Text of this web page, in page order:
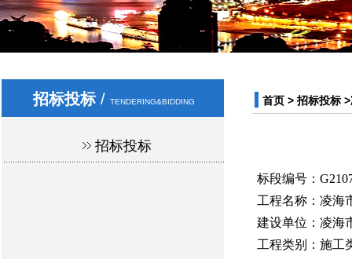
招标投标/ TENDERING&BIDDING
招标投标
首页 > 招标投标 >
标段编号：
工程名称：凌海
建设单位：凌海
工程类别：施